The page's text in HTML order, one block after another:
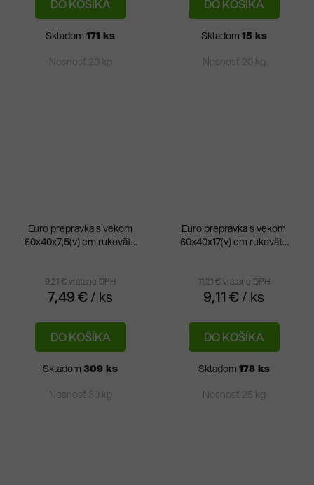
DO KOŠÍKA
Skladom 171 ks
Nosnosť 20 kg
DO KOŠÍKA
Skladom 15 ks
Nosnosť 20 kg
Euro prepravka s vekom
60x40x7,5(v) cm rukoväte
9,21 € vrátane DPH
7,49 €/ ks
DO KOŠÍKA
Skladom 309 ks
Nosnosť 30 kg
Euro prepravka s vekom
60x40x17(v) cm rukoväte
11,21 € vrátane DPH
9,11 €/ ks
DO KOŠÍKA
Skladom 178 ks
Nosnosť 25 kg